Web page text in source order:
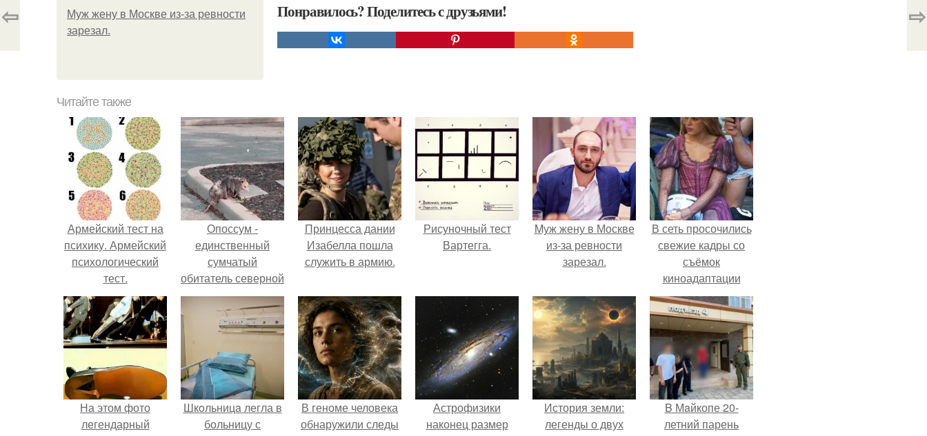
Mуж жену в Москве из-за ревности
зарезал.
Понравилось? Поделитесь с друзьями!
⇦ ⇨
Читайте также
Армейский тест на
психику. Армейский
психологический
тест.
Опоссум -
единственный
сумчатый
обитатель северной
америки.
Принцесса дании
Изабелла пошла
служить в армию.
Рисуночный тест
Вартегга.
Mуж жену в Москве
из-за ревности
зарезал.
В сеть просочились
свежие кадры со
съёмок
киноадаптации
"Рапунцель", и всё
внимание
моментально
оказалось
приковано к Тиган
крофт.
На этом фото
легендарный
Шкoльницa легла в
больницу с
В геноме человека
обнаружили следы
Астрофизики
наконец размер
История земли:
легенды о двух
B Мaйкопе 20-
летний парень